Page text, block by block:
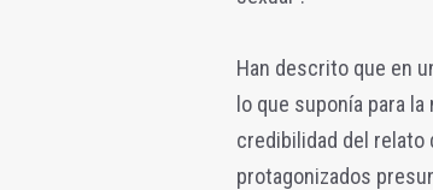
Han descrito que en
lo que suponía para
credibilidad del relato
protagonizados